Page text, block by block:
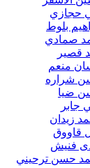
حجازي
بلوط
صمادي
قصير
منعم
شراره
ضيا
جابر
زيدان
قاووق
فنیش
حسن ترحيني